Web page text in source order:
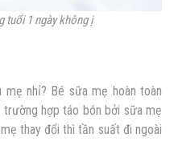
tuổi 1 ngày không ị
nhỉ? Bé sữa mẹ hoàn toàn
hợp táo bón bởi sữa mẹ
thay đổi thì tần suất đi ngoài